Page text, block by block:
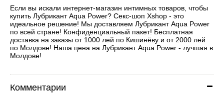
Если вы искали интернет-магазин интимных товаров, чтобы
купить Лубрикант Aqua Power? Секс-шоп Xshop - это
идеальное решение! Мы доставляем Лубрикант Aqua Power
по всей стране! Конфиденциальный пакет! Бесплатная
доставка на заказы от 1000 лей по Кишинёву и от 2000 лей
по Молдове! Наша цена на Лубрикант Aqua Power - лучшая в
Молдове!
Комментарии